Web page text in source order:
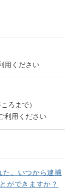
用ください
ろまで）
利用ください
た。いつから逮捕
ができますか？